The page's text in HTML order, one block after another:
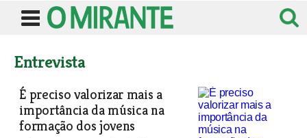
Entrevista
É preciso valorizar mais a
importância da música na
formação dos jovens